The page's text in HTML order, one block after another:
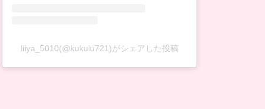
liiya_5010(@kukulu721)がシェアした投稿